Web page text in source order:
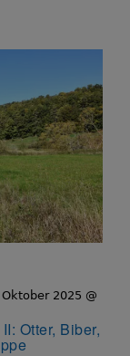
Otter, Biber,
2025 @